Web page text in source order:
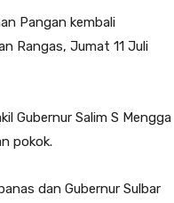
Pangan kembali
Rangas, Jumat 11 Juli
Gubernur Salim S Mengga
pokok.
dan Gubernur Sulbar